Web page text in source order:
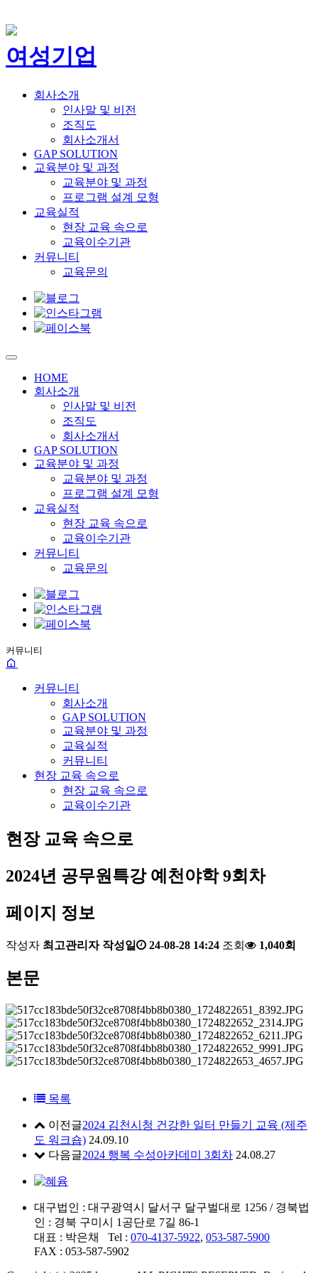
여성기업
회사소개
인사말 및 비전
조직도
회사소개서
GAP SOLUTION
교육분야 및 과정
교육분야 및 과정
프로그램 설계 모형
교육실적
현장 교육 속으로
교육이수기관
커뮤니티
교육문의
HOME
회사소개
인사말 및 비전
조직도
회사소개서
GAP SOLUTION
교육분야 및 과정
교육분야 및 과정
프로그램 설계 모형
교육실적
현장 교육 속으로
교육이수기관
커뮤니티
교육문의
커뮤니티
커뮤니티
회사소개
GAP SOLUTION
교육분야 및 과정
교육실적
커뮤니티
현장 교육 속으로
현장 교육 속으로
교육이수기관
현장 교육 속으로
2024년 공무원특강 예천야학 9회차
페이지 정보
작성자 최고관리자 작성일 24-08-28 14:24 조회 1,040회
본문
목록
이전글2024 김천시청 건강한 일터 만들기 교육 (제주
도 워크숍) 24.09.10
다음글2024 행복 수성아카데미 3회차 24.08.27
대구법인 : 대구광역시 달서구 달구벌대로 1256 / 경북법
인 : 경북 구미시 1공단로 7길 86-1
대표 : 박은채 Tel : 070-4137-5922, 053-587-5900
FAX : 053-587-5902